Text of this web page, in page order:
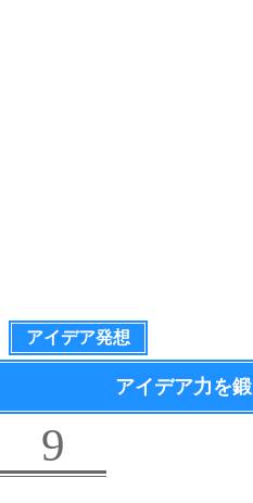
アイデア発想
アイデア力を
9